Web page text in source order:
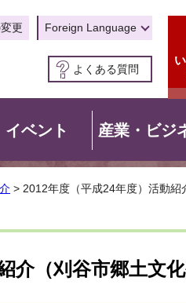
更 Foreign Language
よくある質問
イベント 産業・ビジ
> 2012年度（平成24年度）活動紹
介（刈谷市郷土文化